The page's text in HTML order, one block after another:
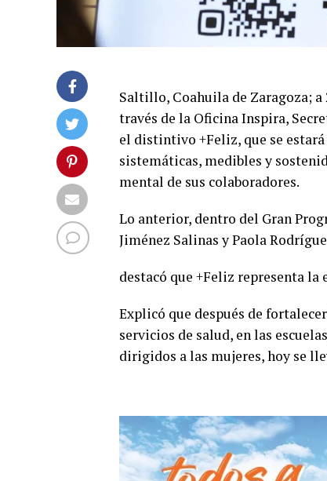
Saltillo, Coahuila de Zaragoza; a
través de la Oficina Inspira,
el distintivo +Feliz, que se
sistemáticas, medibles y
mental de sus colaboradores.
Lo anterior, dentro del Gran
Jiménez Salinas y Paola
destacó que +Feliz representa
Explicó que después de
servicios de salud, en las
dirigidos a las mujeres, hoy se